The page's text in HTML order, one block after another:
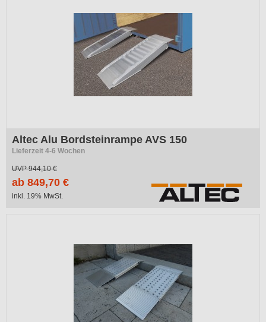
Altec Alu Bordsteinrampe AVS 150
Lieferzeit 4-6 Wochen
UVP944,10 €
ab 849,70 €
inkl. 19% MwSt.